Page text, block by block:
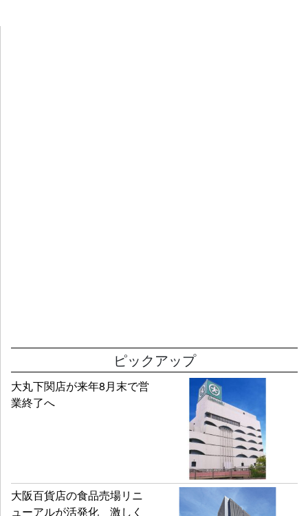
ピックアップ
大丸下関店が来年8月末で営
業終了へ
大阪百貨店の食品売場リニ
ューアルが活発化 激しく